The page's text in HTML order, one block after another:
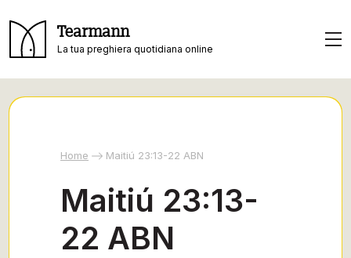
Tearmann
La tua preghiera quotidiana online
Home Maitiú 23:13-22 ABN
Maitiú 23:13-
22 ABN